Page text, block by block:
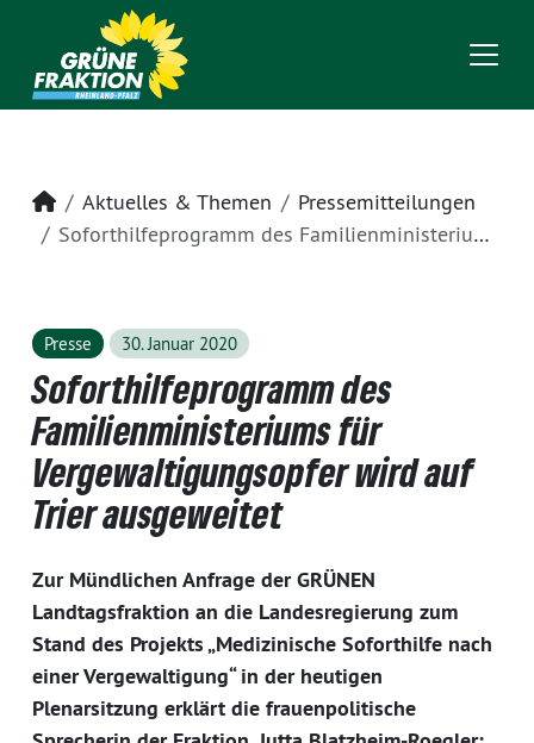
Startseite
Aktuelles & Themen
Pressemitteilungen
Soforthilfeprogramm des Familienministeriums für Vergewaltigungsopfer wird auf Trier ausgeweitet
Presse 30. Januar 2020
Soforthilfeprogramm des
Familienministeriums für
Vergewaltigungsopfer wird auf
Trier ausgeweitet
Zur Mündlichen Anfrage der GRÜNEN
Landtagsfraktion an die Landesregierung zum
Stand des Projekts „Medizinische Soforthilfe nach
einer Vergewaltigung“ in der heutigen
Plenarsitzung erklärt die frauenpolitische